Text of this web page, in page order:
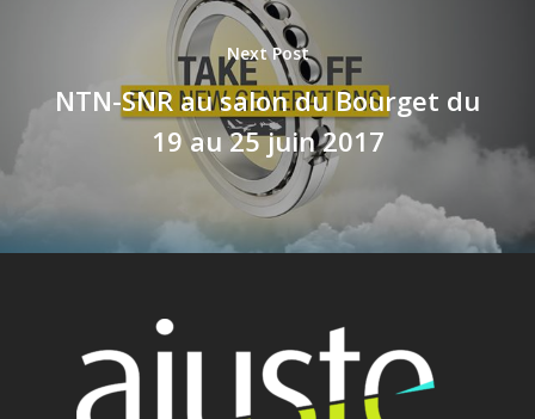
Next Post
NTN-SNR au salon du Bourget du
19 au 25 juin 2017